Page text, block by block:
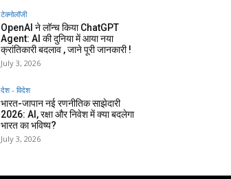
टेक्नोलॉजी
OpenAI ने लॉन्च किया ChatGPT
Agent: AI की दुनिया में आया नया
क्रांतिकारी बदलाव , जाने पूरी जानकारी !
July 3, 2026
देश - विदेश
भारत-जापान नई रणनीतिक साझेदारी
2026: AI, रक्षा और निवेश में क्या बदलेगा
भारत का भविष्य?
July 3, 2026